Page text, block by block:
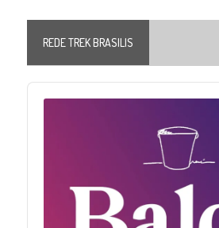
REDE TREK BRASILIS
Audio
Player